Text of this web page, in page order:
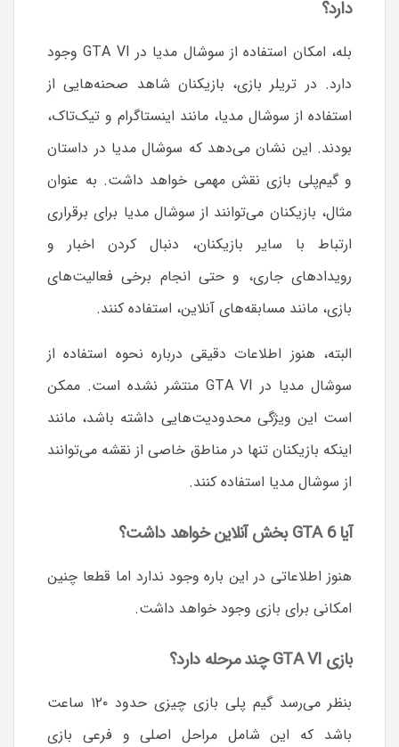
دارد؟
بله، امکان استفاده از سوشال مدیا در GTA VI وجود
دارد. در تریلر بازی، بازیکنان شاهد صحنه‌هایی از
استفاده از سوشال مدیا، مانند اینستاگرام و تیک‌تاک،
بودند. این نشان می‌دهد که سوشال مدیا در داستان
و گیم‌پلی بازی نقش مهمی خواهد داشت. به عنوان
مثال، بازیکنان می‌توانند از سوشال مدیا برای برقراری
ارتباط با سایر بازیکنان، دنبال کردن اخبار و
رویدادهای جاری، و حتی انجام برخی فعالیت‌های
بازی، مانند مسابقه‌های آنلاین، استفاده کنند.
البته، هنوز اطلاعات دقیقی درباره نحوه استفاده از
سوشال مدیا در GTA VI منتشر نشده است. ممکن
است این ویژگی محدودیت‌هایی داشته باشد، مانند
اینکه بازیکنان تنها در مناطق خاصی از نقشه می‌توانند
از سوشال مدیا استفاده کنند.
آیا GTA 6 بخش آنلاین خواهد داشت؟
هنوز اطلاعاتی در این باره وجود ندارد اما قطعا چنین
امکانی برای بازی وجود خواهد داشت.
بازی GTA VI چند مرحله دارد؟
بنظر می‌رسد گیم پلی بازی چیزی حدود ۱۲۰ ساعت
باشد که این شامل مراحل اصلی و فرعی بازی